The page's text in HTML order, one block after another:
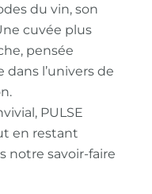
du vin, son
cuvée plus
pensée
l’univers de
PULSE
en restant
notre savoir-faire